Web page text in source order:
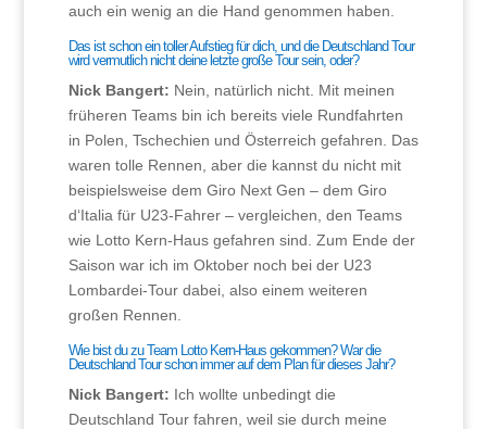
auch ein wenig an die Hand genommen haben.
Das ist schon ein toller Aufstieg für dich, und die Deutschland Tour
wird vermutlich nicht deine letzte große Tour sein, oder?
Nick Bangert: Nein, natürlich nicht. Mit meinen
früheren Teams bin ich bereits viele Rundfahrten
in Polen, Tschechien und Österreich gefahren. Das
waren tolle Rennen, aber die kannst du nicht mit
beispielsweise dem Giro Next Gen – dem Giro
d‘Italia für U23-Fahrer – vergleichen, den Teams
wie Lotto Kern-Haus gefahren sind. Zum Ende der
Saison war ich im Oktober noch bei der U23
Lombardei-Tour dabei, also einem weiteren
großen Rennen.
Wie bist du zu Team Lotto Kern-Haus gekommen? War die
Deutschland Tour schon immer auf dem Plan für dieses Jahr?
Nick Bangert: Ich wollte unbedingt die
Deutschland Tour fahren, weil sie durch meine